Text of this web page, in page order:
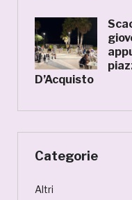
D’Acquisto
Categorie
Altri